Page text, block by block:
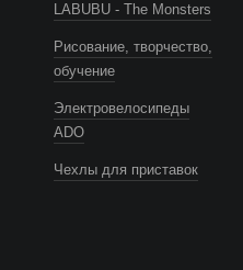
LABUBU - The Monsters
Рисование, творчество,
обучение
Электровелосипеды
ADO
Чехлы для приставок